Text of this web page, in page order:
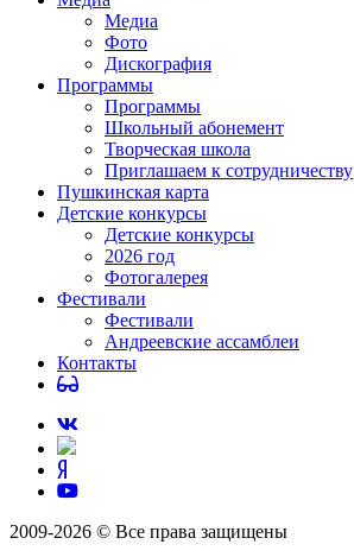
Медиа
Фото
Дискография
Программы
Программы
Школьный абонемент
Творческая школа
Приглашаем к сотрудничеству
Пушкинская карта
Детские конкурсы
Детские конкурсы
2026 год
Фотогалерея
Фестивали
Фестивали
Андреевские ассамблеи
Контакты
2009-2026 © Все права защищены